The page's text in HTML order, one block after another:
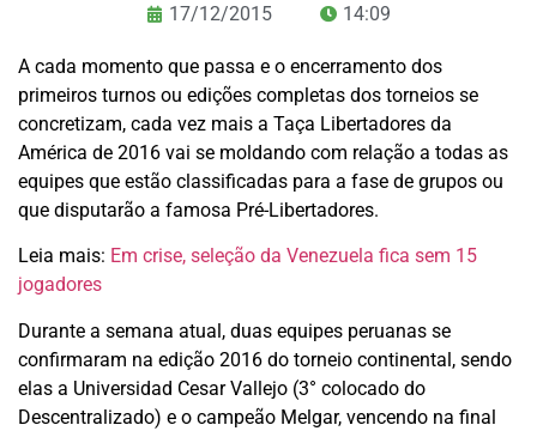
17/12/2015 14:09
A cada momento que passa e o encerramento dos
primeiros turnos ou edições completas dos torneios se
concretizam, cada vez mais a Taça Libertadores da
América de 2016 vai se moldando com relação a todas as
equipes que estão classificadas para a fase de grupos ou
que disputarão a famosa Pré-Libertadores.
Leia mais: Em crise, seleção da Venezuela fica sem 15
jogadores
Durante a semana atual, duas equipes peruanas se
confirmaram na edição 2016 do torneio continental, sendo
elas a Universidad Cesar Vallejo (3° colocado do
Descentralizado) e o campeão Melgar, vencendo na final